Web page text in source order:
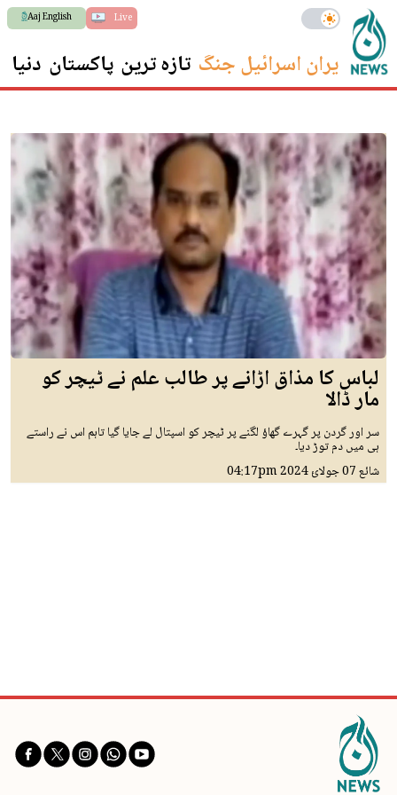
Live
Aaj English
ایران اسرائیل جنگ تازہ ترین پاکستان دنیا
لباس کا مذاق اڑانے پر طالب علم نے ٹیچر کو
مار ڈالا
سر اور گردن پر گہرے گھاؤ لگنے پر ٹیچر کو اسپتال لے جایا گیا تاہم اس نے راستے
ہی میں دم توڑ دیا۔
شائع07 جولائ 2024 04:17pm